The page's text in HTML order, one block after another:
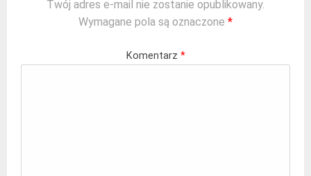
Twój adres e-mail nie zostanie opublikowany.
Wymagane pola są oznaczone *
Komentarz *